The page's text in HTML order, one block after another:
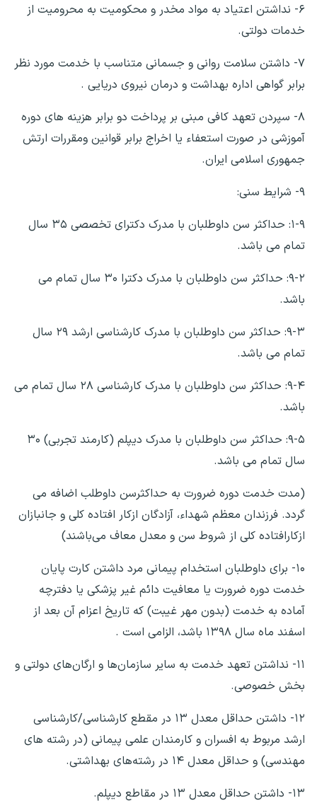
۶- نداشتن اعتیاد به مواد مخدر و محکومیت به محرومیت از
خدمات دولتی.
۷- داشتن سلامت روانی و جسمانی متناسب با خدمت مورد نظر
برابر گواهی اداره بهداشت و درمان نیروی دریایی .
۸- سپردن تعهد کافی مبنی بر پرداخت دو برابر هزینه های دوره
آموزشی در صورت استعفاء یا اخراج برابر قوانین ومقررات ارتش
جمهوری اسلامی ایران.
۹- شرایط سنی:
۱-۹: حداکثر سن داوطلبان با مدرک دکترای تخصصی ۳۵ سال
تمام می باشد.
۹-۲: حداکثر سن داوطلبان با مدرک دکترا ۳۰ سال تمام می
باشد.
۹-۳: حداکثر سن داوطلبان با مدرک کارشناسی ارشد ۲۹ سال
تمام می باشد.
۹-۴: حداکثر سن داوطلبان با مدرک کارشناسی ۲۸ سال تمام می
باشد.
۹-۵: حداکثر سن داوطلبان با مدرک دیپلم (کارمند تجربی) ۳۰
سال تمام می باشد.
(مدت خدمت دوره ضرورت به حداکثرسن داوطلب اضافه می
گردد. فرزندان معظم شهداء، آزادگان ازکار افتاده کلی و جانبازان
ازکارافتاده کلی از شروط سن و معدل معاف می‌باشند)
۱۰- برای داوطلبان استخدام پیمانی مرد داشتن کارت پایان
خدمت دوره ضرورت یا معافیت دائم غیر پزشکی یا دفترچه
آماده به خدمت (بدون مهر غیبت) که تاریخ اعزام آن بعد از
اسفند ماه سال ۱۳۹۸ باشد، الزامی است .
۱۱- نداشتن تعهد خدمت به سایر سازمان‌ها و ارگان‌های دولتی و
بخش خصوصی.
۱۲- داشتن حداقل معدل ۱۳ در مقطع کارشناسی/کارشناسی
ارشد مربوط به افسران و کارمندان علمی پیمانی (در رشته های
مهندسی) و حداقل معدل ۱۴ در رشته‌های بهداشتی.
۱۳- داشتن حداقل معدل ۱۳ در مقاطع دیپلم.